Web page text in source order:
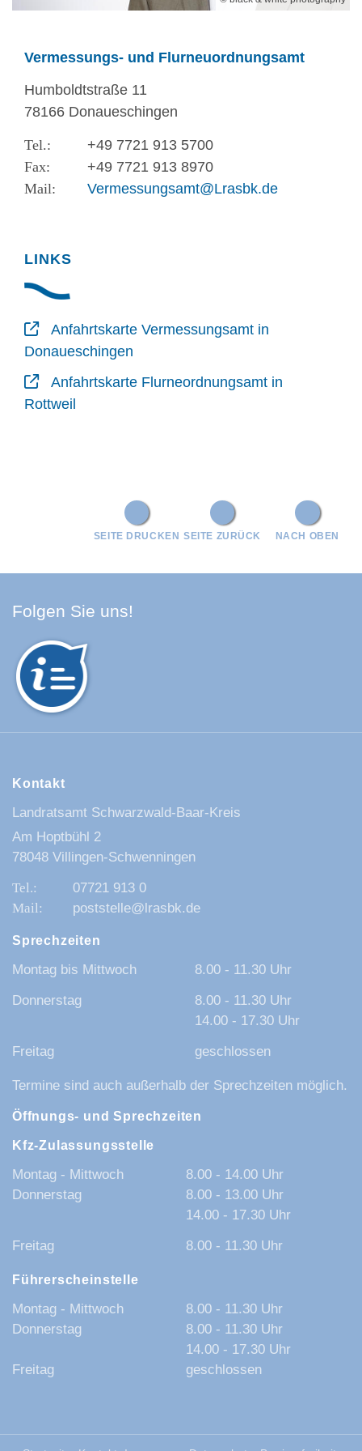
Vermessungs- und Flurneuordnungsamt
Humboldtstraße 11
78166 Donaueschingen
+49 7721 913 5700
+49 7721 913 8970
Vermessungsamt@Lrasbk.de
LINKS
Anfahrtskarte Vermessungsamt in
Donaueschingen
Anfahrtskarte Flurneordnungsamt in
Rottweil
NACH OBEN
SEITE ZURÜCK
SEITE DRUCKEN
Folgen Sie uns!
Kontakt
Landratsamt Schwarzwald-Baar-Kreis
Am Hoptbühl 2
78048 Villingen-Schwenningen
07721 913 0
poststelle@lrasbk.de
Sprechzeiten
Montag bis Mittwoch
8.00 - 11.30 Uhr
Donnerstag
8.00 - 11.30 Uhr
14.00 - 17.30 Uhr
Freitag
geschlossen
Termine sind auch außerhalb der Sprechzeiten möglich.
Öffnungs- und Sprechzeiten
Kfz-Zulassungsstelle
Montag - Mittwoch
8.00 - 14.00 Uhr
Donnerstag
8.00 - 13.00 Uhr
14.00 - 17.30 Uhr
Freitag
8.00 - 11.30 Uhr
Führerscheinstelle
Montag - Mittwoch
8.00 - 11.30 Uhr
Donnerstag
8.00 - 11.30 Uhr
14.00 - 17.30 Uhr
Freitag
geschlossen